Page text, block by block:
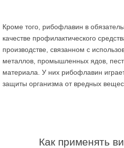
Кроме того, рибофлавин в
качестве профилактического
производстве, связанном с
металлов, промышленных ядов,
материала. У них рибофлавин
защиты организма от вредных
Как применять